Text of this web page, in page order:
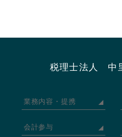
税理士法人 中
業務内容・提携
会計参与